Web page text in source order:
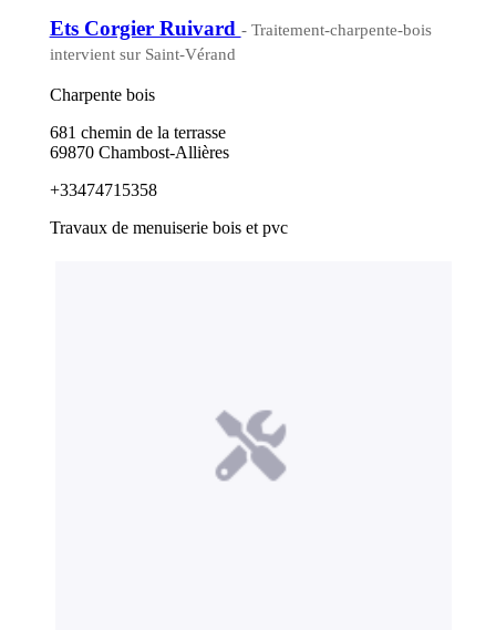
Ets Corgier Ruivard - Traitement-charpente-bois
intervient sur Saint-Vérand
Charpente bois
681 chemin de la terrasse
69870 Chambost-Allières
+33474715358
Travaux de menuiserie bois et pvc